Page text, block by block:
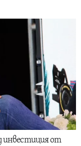
инвестиция от